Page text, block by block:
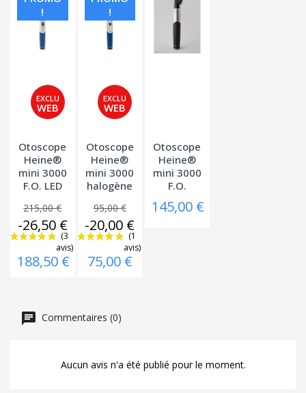
!
Otoscope
Heine®
mini 3000
F.O. LED
215,00 €
-26,50 €
188,50 €
!
Otoscope
Heine®
mini 3000
halogène
95,00 €
-20,00 €
75,00 €
Otoscope
Heine®
mini 3000
F.O.
145,00 €
Commentaires (0)
Aucun avis n'a été publié pour le moment.